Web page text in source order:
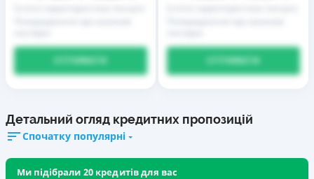
ОТРИМАТИ ОТРИМАТИ
Детальний огляд кредитних пропозицій
Спочатку популярні
Ми підібрали 20 кредитів для вас